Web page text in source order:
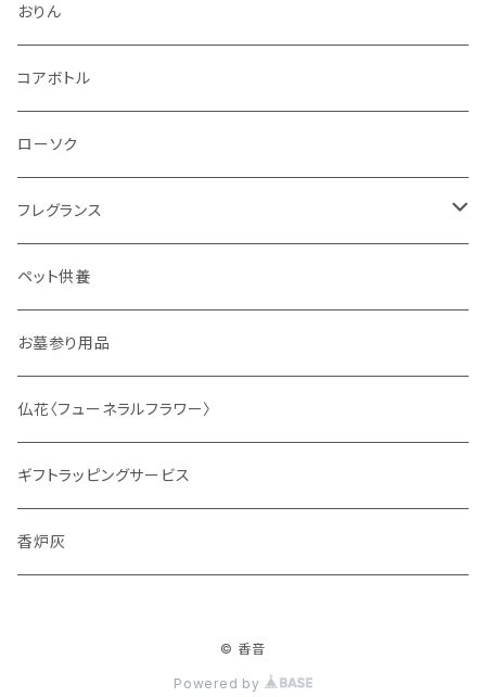
おりん
コアボトル
ローソク
フレグランス
ディフューザー
サシェ
ペット供養
お墓参り用品
仏花〈フューネラルフラワー〉
ギフトラッピングサービス
香炉灰
© 香音
Powered by